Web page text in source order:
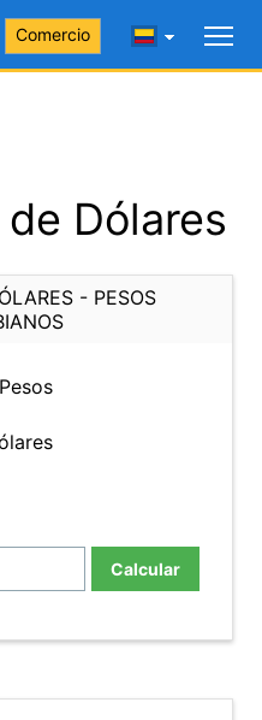
Comercio
Dólares
- PESOS
Calcular